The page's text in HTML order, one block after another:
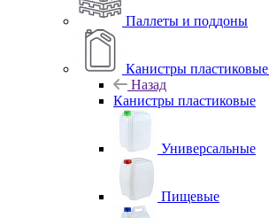
Паллеты и поддоны
Канистры пластиковые
Назад
Канистры пластиковые
Универсальные
Пищевые